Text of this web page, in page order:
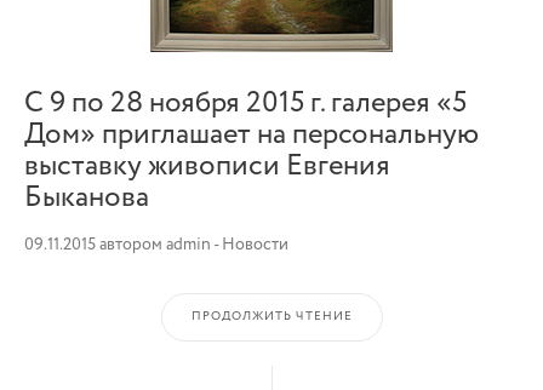
С 9 по 28 ноября 2015 г. галерея «5
Дом» приглашает на персональную
выставку живописи Евгения
Быканова
09.11.2015автором admin -Новости
ПРОДОЛЖИТЬ ЧТЕНИЕ